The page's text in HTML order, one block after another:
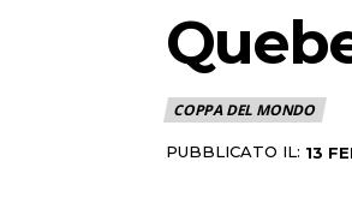
COPPA DEL MONDO
PUBBLICATO IL: 13